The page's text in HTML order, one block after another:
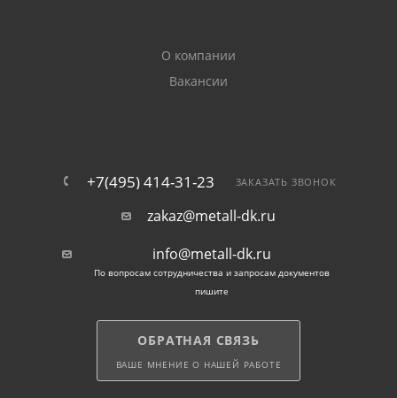
О компании
Вакансии
+7(495) 414-31-23 ЗАКАЗАТЬ ЗВОНОК
zakaz@metall-dk.ru
info@metall-dk.ru
По вопросам сотрудничества и запросам документов
пишите
ОБРАТНАЯ СВЯЗЬ
ВАШЕ МНЕНИЕ О НАШЕЙ РАБОТЕ